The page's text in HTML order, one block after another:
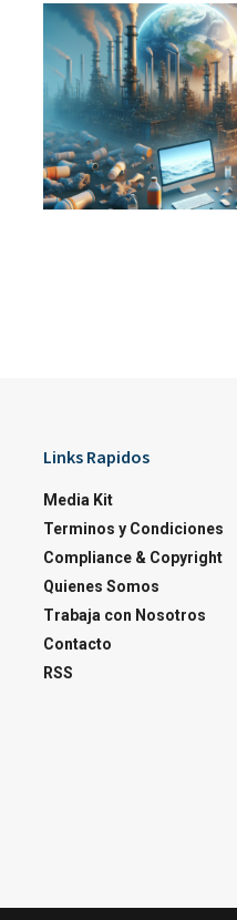
Links Rapidos
Media Kit
Terminos y Condiciones
Compliance & Copyright
Quienes Somos
Trabaja con Nosotros
Contacto
RSS